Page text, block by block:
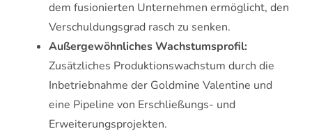
dem fusionierten Unternehmen ermöglicht, den
Verschuldungsgrad rasch zu senken.
Außergewöhnliches Wachstumsprofil:
Zusätzliches Produktionswachstum durch die
Inbetriebnahme der Goldmine Valentine und
eine Pipeline von Erschließungs- und
Erweiterungsprojekten.